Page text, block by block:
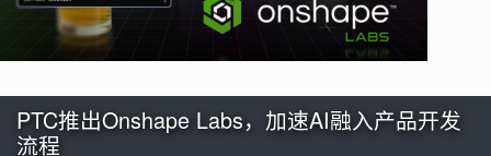
PTC推出Onshape Labs，加速AI融入产品开发
流程